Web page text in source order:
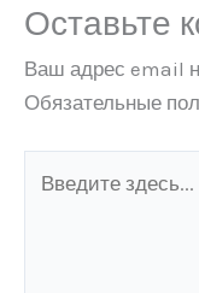
Оставьте
Ваш адрес email
Обязательные
здесь...